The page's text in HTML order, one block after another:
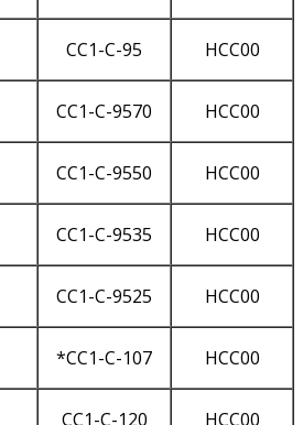
CC1-C-95 HCC00
CC1-C-9570 HCC00
CC1-C-9550 HCC00
CC1-C-9535 HCC00
CC1-C-9525 HCC00
*CC1-C-107 HCC00
CC1-C-120 HCC00